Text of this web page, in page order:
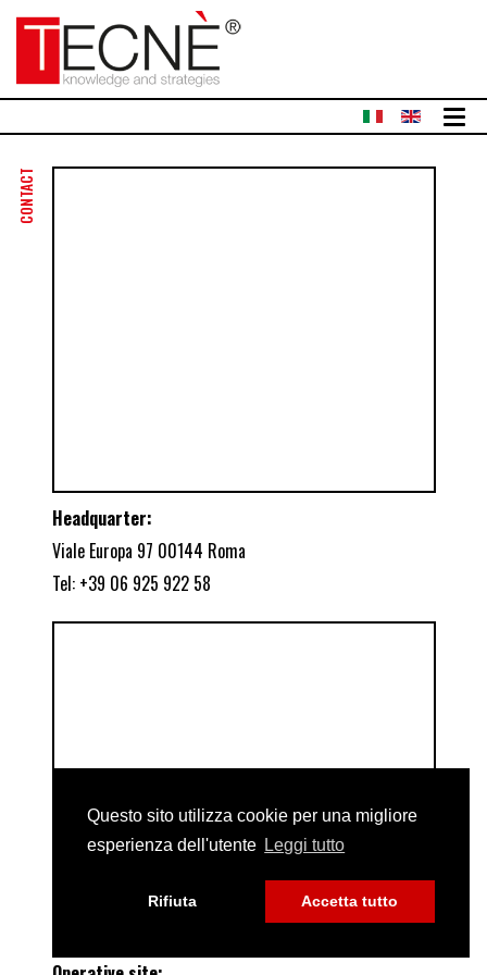
Questo sito utilizza cookie per una migliore
esperienza dell'utente Leggi tutto
Rifiuta Accetta tutto
CONTACT
Headquarter:
Viale Europa 97 00144 Roma
Tel: +39 06 925 922 58